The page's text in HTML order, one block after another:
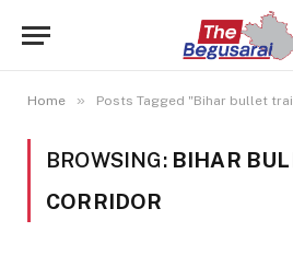
Home » Posts Tagged "Bihar bullet
BROWSING: BIHAR
CORRIDOR